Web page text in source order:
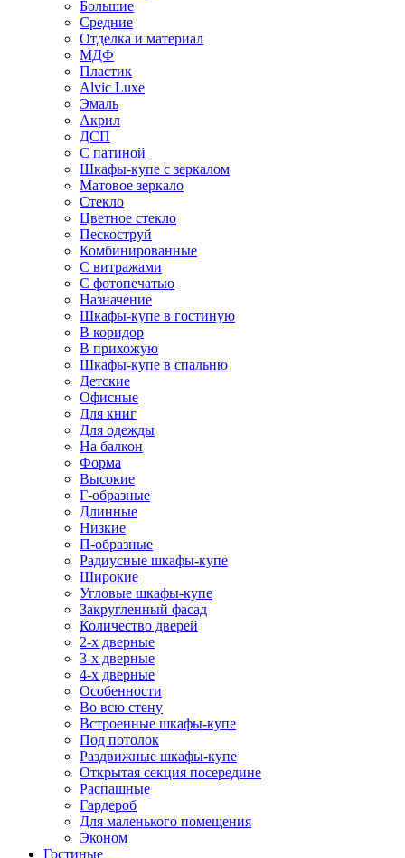
Большие
Средние
Отделка и материал
МДФ
Пластик
Alvic Luxe
Эмаль
Акрил
ДСП
С патиной
Шкафы-купе с зеркалом
Матовое зеркало
Стекло
Цветное стекло
Пескоструй
Комбинированные
С витражами
С фотопечатью
Назначение
Шкафы-купе в гостиную
В коридор
В прихожую
Шкафы-купе в спальню
Детские
Офисные
Для книг
Для одежды
На балкон
Форма
Высокие
Г-образные
Длинные
Низкие
П-образные
Радиусные шкафы-купе
Широкие
Угловые шкафы-купе
Закругленный фасад
Количество дверей
2-х дверные
3-х дверные
4-х дверные
Особенности
Во всю стену
Встроенные шкафы-купе
Под потолок
Раздвижные шкафы-купе
Открытая секция посередине
Распашные
Гардероб
Для маленького помещения
Эконом
Гостиные